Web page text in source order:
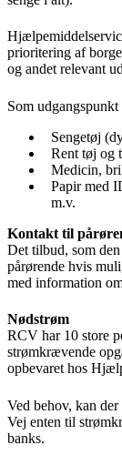
prioritering af
og andet relevant
Som
Sengetøj
Rent tøj og
Medicin,
Papir med
m.v.
Kontakt til
Det tilbud, som
pårørende hvis
med information
Nødstrøm
RCV har 10 store
strømkrævende
opbevaret hos
Ved behov, kan
Vej enten til
banks.